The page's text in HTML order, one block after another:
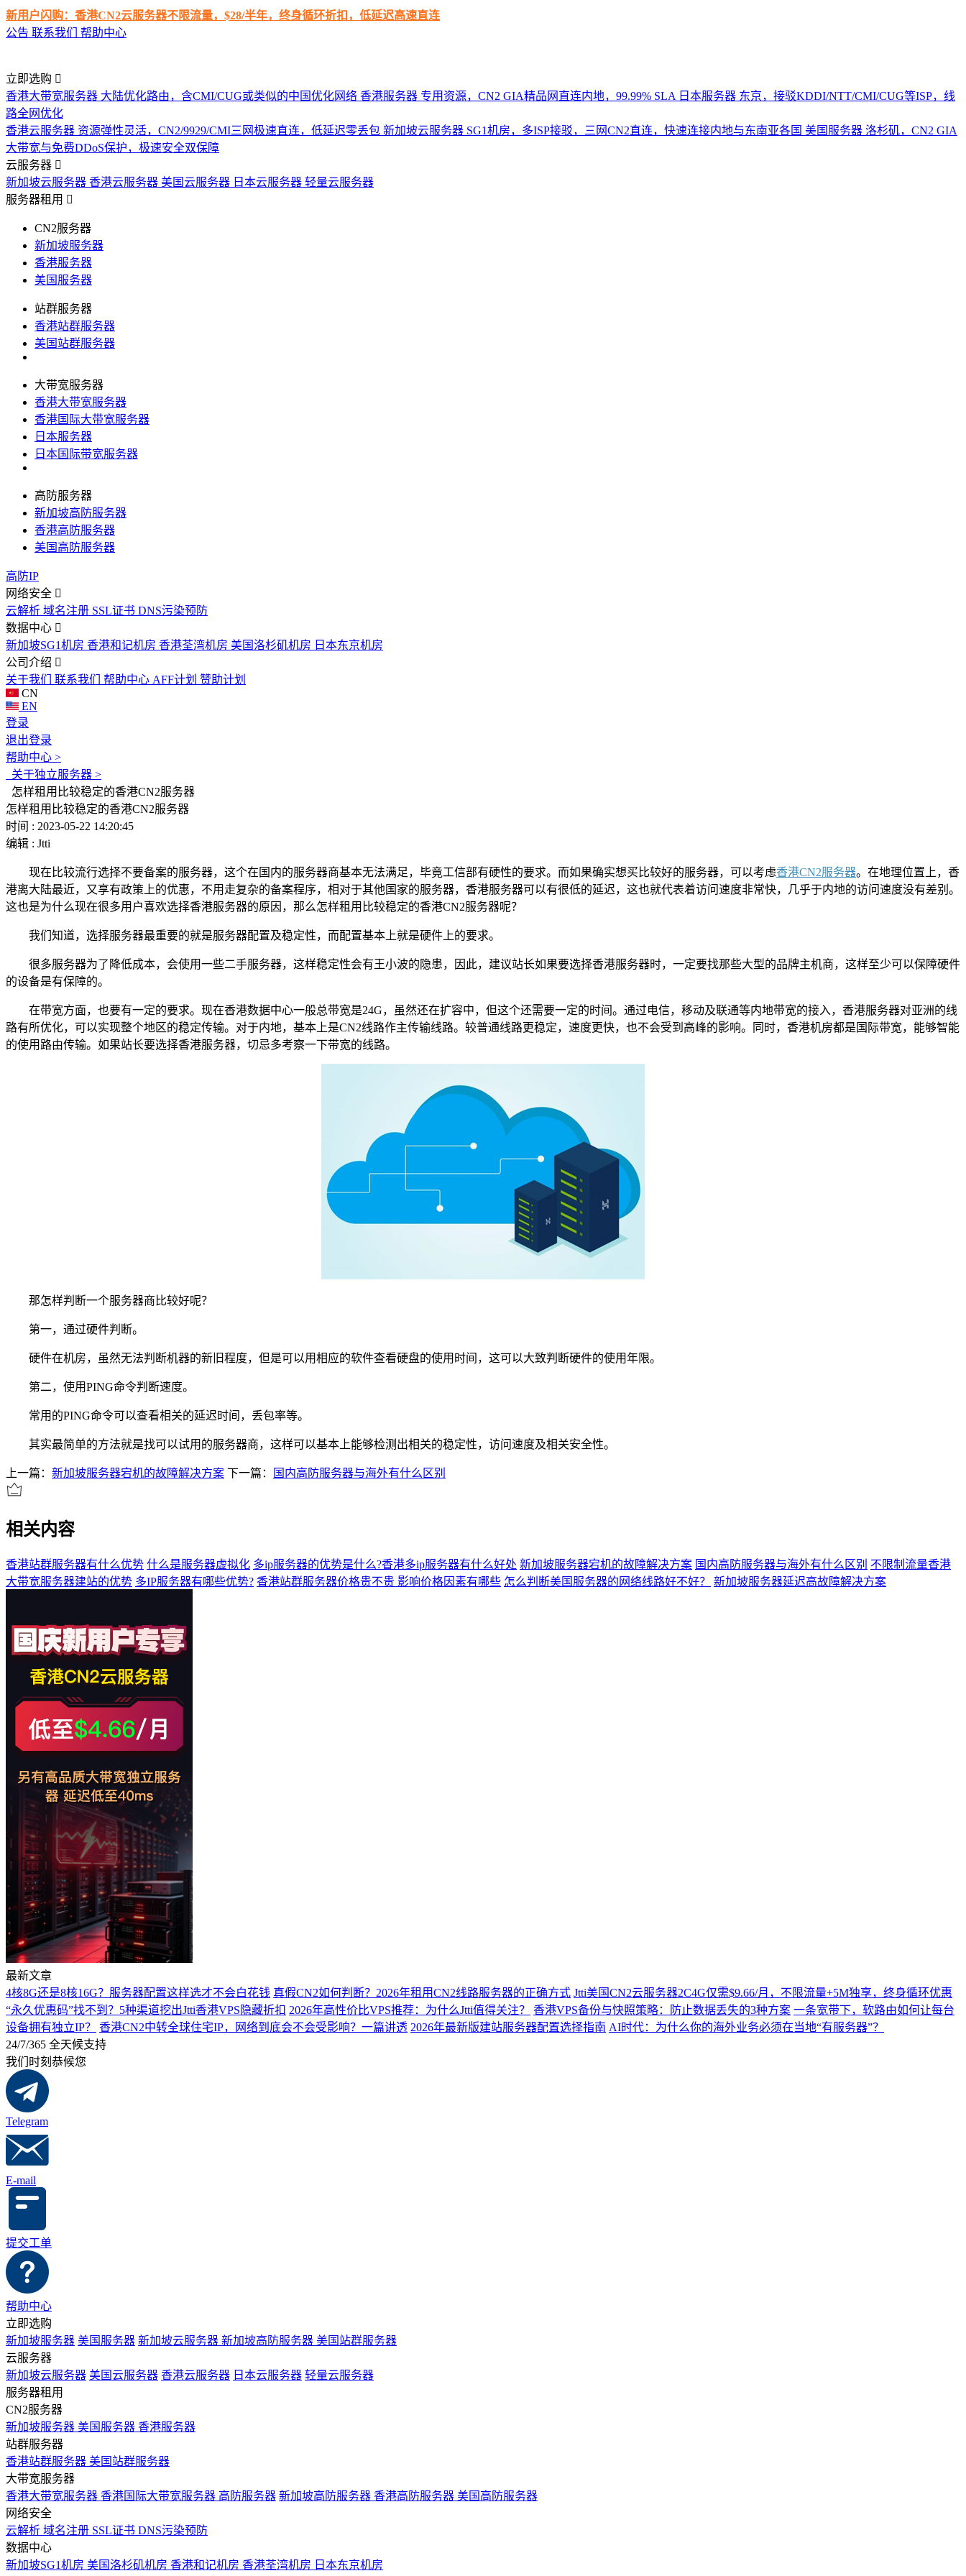
新用户闪购：香港CN2云服务器不限流量，$28/半年，终身循环折扣，低延迟高速直连
公告 联系我们 帮助中心
立即选购
香港大带宽服务器 大陆优化路由，含CMI/CUG或类似的中国优化网络 香港服务器 专用资源，CN2 GIA精品网直连内地，99.99% SLA 日本服务器 东京，接驳KDDI/NTT/CMI/CUG等ISP，线
路全网优化
香港云服务器 资源弹性灵活，CN2/9929/CMI三网极速直连，低延迟零丢包 新加坡云服务器 SG1机房，多ISP接驳，三网CN2直连，快速连接内地与东南亚各国 美国服务器 洛杉矶，CN2 GIA
大带宽与免费DDoS保护，极速安全双保障
云服务器
新加坡云服务器 香港云服务器 美国云服务器 日本云服务器 轻量云服务器
服务器租用
CN2服务器
新加坡服务器
香港服务器
美国服务器
站群服务器
香港站群服务器
美国站群服务器
大带宽服务器
香港大带宽服务器
香港国际大带宽服务器
日本服务器
日本国际带宽服务器
高防服务器
新加坡高防服务器
香港高防服务器
美国高防服务器
高防IP
网络安全
云解析 域名注册 SSL证书 DNS污染预防
数据中心
新加坡SG1机房 香港和记机房 香港荃湾机房 美国洛杉矶机房 日本东京机房
公司介绍
关于我们 联系我们 帮助中心 AFF计划 赞助计划
CN
EN
登录
退出登录
帮助中心 >
关于独立服务器 >
怎样租用比较稳定的香港CN2服务器
怎样租用比较稳定的香港CN2服务器
时间 : 2023-05-22 14:20:45
编辑 : Jtti
现在比较流行选择不要备案的服务器，这个在国内的服务器商基本无法满足，毕竟工信部有硬性的要求。而如果确实想买比较好的服务器，可以考虑香港CN2服务器。在地理位置上，香
港离大陆最近，又享有政策上的优惠，不用走复杂的备案程序，相对于其他国家的服务器，香港服务器可以有很低的延迟，这也就代表着访问速度非常快，几乎于内地的访问速度没有差别。
这也是为什么现在很多用户喜欢选择香港服务器的原因，那么怎样租用比较稳定的香港CN2服务器呢？
我们知道，选择服务器最重要的就是服务器配置及稳定性，而配置基本上就是硬件上的要求。
很多服务器为了降低成本，会使用一些二手服务器，这样稳定性会有王小波的隐患，因此，建议站长如果要选择香港服务器时，一定要找那些大型的品牌主机商，这样至少可以保障硬件
的设备是有保障的。
在带宽方面，也要有一定的要求。现在香港数据中心一般总带宽是24G，虽然还在扩容中，但这个还需要一定的时间。通过电信，移动及联通等内地带宽的接入，香港服务器对亚洲的线
路有所优化，可以实现整个地区的稳定传输。对于内地，基本上是CN2线路作主传输线路。较普通线路更稳定，速度更快，也不会受到高峰的影响。同时，香港机房都是国际带宽，能够智能
的使用路由传输。如果站长要选择香港服务器，切忌多考察一下带宽的线路。
那怎样判断一个服务器商比较好呢？
第一，通过硬件判断。
硬件在机房，虽然无法判断机器的新旧程度，但是可以用相应的软件查看硬盘的使用时间，这可以大致判断硬件的使用年限。
第二，使用PING命令判断速度。
常用的PING命令可以查看相关的延迟时间，丢包率等。
其实最简单的方法就是找可以试用的服务器商，这样可以基本上能够检测出相关的稳定性，访问速度及相关安全性。
上一篇： 新加坡服务器宕机的故障解决方案 下一篇： 国内高防服务器与海外有什么区别
相关内容
香港站群服务器有什么优势 什么是服务器虚拟化 多ip服务器的优势是什么?香港多ip服务器有什么好处 新加坡服务器宕机的故障解决方案 国内高防服务器与海外有什么区别 不限制流量香港
大带宽服务器建站的优势 多IP服务器有哪些优势? 香港站群服务器价格贵不贵 影响价格因素有哪些 怎么判断美国服务器的网络线路好不好？ 新加坡服务器延迟高故障解决方案
最新文章
4核8G还是8核16G？服务器配置这样选才不会白花钱 真假CN2如何判断？2026年租用CN2线路服务器的正确方式 Jtti美国CN2云服务器2C4G仅需$9.66/月，不限流量+5M独享，终身循环优惠
“永久优惠码”找不到？5种渠道挖出Jtti香港VPS隐藏折扣 2026年高性价比VPS推荐：为什么Jtti值得关注？ 香港VPS备份与快照策略：防止数据丢失的3种方案 一条宽带下，软路由如何让每台
设备拥有独立IP？
香港CN2中转全球住宅IP，网络到底会不会受影响？一篇讲透 2026年最新版建站服务器配置选择指南 AI时代：为什么你的海外业务必须在当地“有服务器”？
24/7/365 全天候支持
我们时刻恭候您
Telegram
E-mail
提交工单
帮助中心
立即选购
新加坡服务器 美国服务器 新加坡云服务器 新加坡高防服务器 美国站群服务器
云服务器
新加坡云服务器 美国云服务器 香港云服务器 日本云服务器 轻量云服务器
服务器租用
CN2服务器
新加坡服务器 美国服务器 香港服务器
站群服务器
香港站群服务器 美国站群服务器
大带宽服务器
香港大带宽服务器 香港国际大带宽服务器 高防服务器 新加坡高防服务器 香港高防服务器 美国高防服务器
网络安全
云解析 域名注册 SSL证书 DNS污染预防
数据中心
新加坡SG1机房 美国洛杉矶机房 香港和记机房 香港荃湾机房 日本东京机房